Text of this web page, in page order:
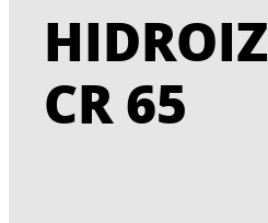
CR 65